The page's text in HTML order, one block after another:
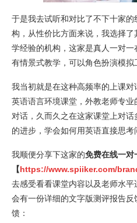
于是我去试听和对比了不下十家
构，从性价比方面来说，我选择
学经验的机构，这家是真人一对
有情景式教学，可以角色扮演模拟
我当初就是在这种高频率的上课
英语语言环境课堂，外教老师专
对话，久而久之在这家课堂上对
的进步，学会如何用英语直接思考
我顺便分享下这家的免费在线一对
【https://www.spiiker.com/
去感受看看课堂内容以及老师水
会有一份详细的文字版测评报告
馈：